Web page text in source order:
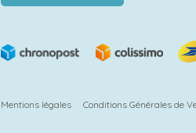
Mentions légales Conditions Générales de